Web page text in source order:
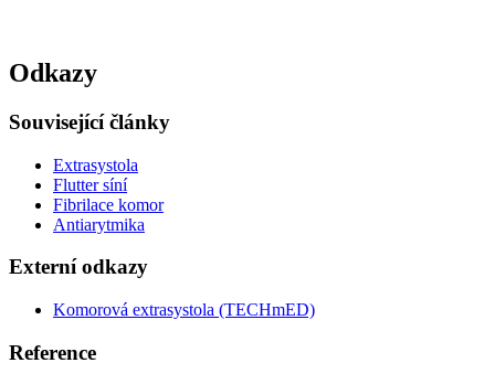
Odkazy
Související články
Extrasystola
Flutter síní
Fibrilace komor
Antiarytmika
Externí odkazy
Komorová extrasystola (TECHmED)
Reference